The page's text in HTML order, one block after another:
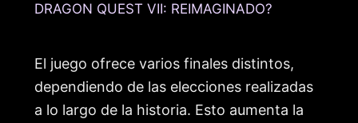
DRAGON QUEST VII: REIMAGINADO?
El juego ofrece varios finales distintos,
dependiendo de las elecciones realizadas
a lo largo de la historia. Esto aumenta la